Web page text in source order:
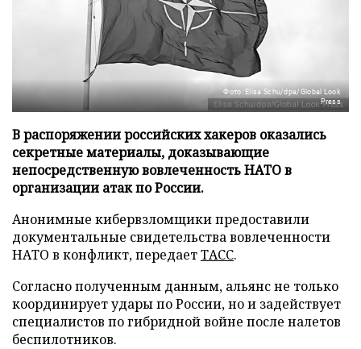
Фото: Elisa Schu/dpa/Global Look
Press
В распоряжении российских хакеров оказались
секретные материалы, доказывающие
непосредственную вовлеченность НАТО в
организации атак по России.
Анонимные кибервзломщики предоставили
документальные свидетельства вовлеченности
НАТО в конфликт, передаетТАСС.
Согласно полученным данным, альянс не только
координирует удары по России, но и задействует
специалистов по гибридной войне после налетов
беспилотников.